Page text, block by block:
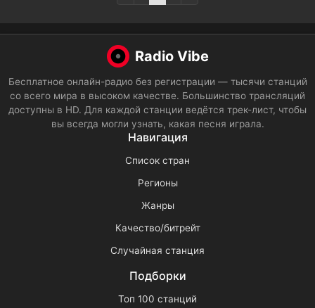
Radio Vibe
Бесплатное онлайн-радио без регистрации — тысячи станций
со всего мира в высоком качестве. Большинство трансляций
доступны в HD. Для каждой станции ведётся трек-лист, чтобы
вы всегда могли узнать, какая песня играла.
Навигация
Список стран
Регионы
Жанры
Качество/битрейт
Случайная станция
Подборки
Топ 100 станций